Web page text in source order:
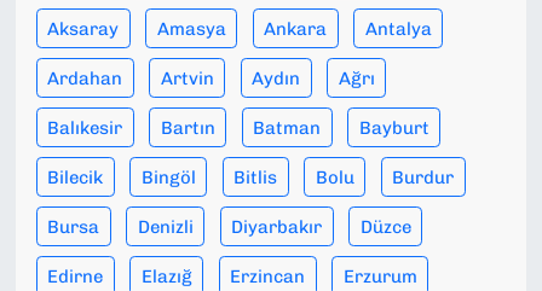
Aksaray Amasya Ankara Antalya
Ardahan Artvin Aydın Ağrı
Balıkesir Bartın Batman Bayburt
Bilecik Bingöl Bitlis Bolu Burdur
Bursa Denizli Diyarbakır Düzce
Edirne Elazığ Erzincan Erzurum